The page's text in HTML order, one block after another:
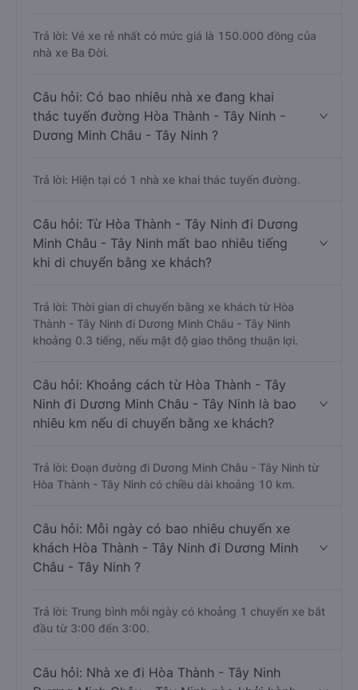
Trả lời: Vé xe rẻ nhất có mức giá là 150.000 đồng của
nhà xe Ba Đời.
Câu hỏi: Có bao nhiêu nhà xe đang khai
thác tuyến đường Hòa Thành - Tây Ninh -
Dương Minh Châu - Tây Ninh ?
Trả lời: Hiện tại có 1 nhà xe khai thác tuyến đường.
Câu hỏi: Từ Hòa Thành - Tây Ninh đi Dương
Minh Châu - Tây Ninh mất bao nhiêu tiếng
khi di chuyển bằng xe khách?
Trả lời: Thời gian di chuyển bằng xe khách từ Hòa
Thành - Tây Ninh đi Dương Minh Châu - Tây Ninh
khoảng 0.3 tiếng, nếu mật độ giao thông thuận lợi.
Câu hỏi: Khoảng cách từ Hòa Thành - Tây
Ninh đi Dương Minh Châu - Tây Ninh là bao
nhiêu km nếu di chuyển bằng xe khách?
Trả lời: Đoạn đường đi Dương Minh Châu - Tây Ninh từ
Hòa Thành - Tây Ninh có chiều dài khoảng 10 km.
Câu hỏi: Mỗi ngày có bao nhiêu chuyến xe
khách Hòa Thành - Tây Ninh đi Dương Minh
Châu - Tây Ninh ?
Trả lời: Trung bình mỗi ngày có khoảng 1 chuyến xe bắt
đầu từ 3:00 đến 3:00.
Câu hỏi: Nhà xe đi Hòa Thành - Tây Ninh